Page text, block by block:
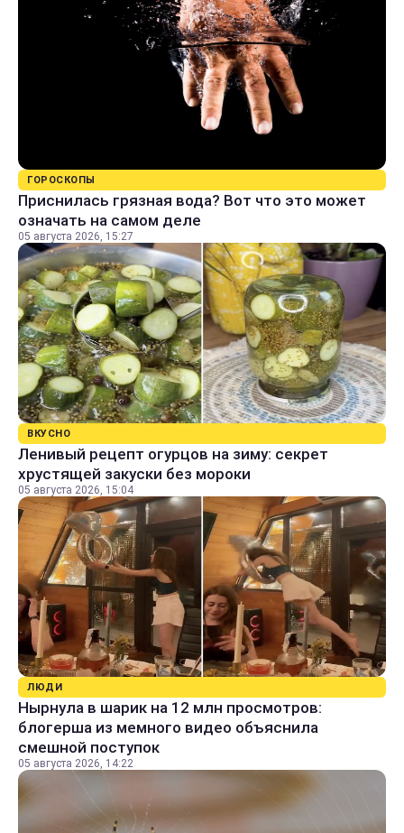
ГОРОСКОПЫ
Приснилась грязная вода? Вот что это может
означать на самом деле
05 августа 2026, 15:27
ВКУСНО
Ленивый рецепт огурцов на зиму: секрет
хрустящей закуски без мороки
05 августа 2026, 15:04
ЛЮДИ
Нырнула в шарик на 12 млн просмотров:
блогерша из мемного видео объяснила
смешной поступок
05 августа 2026, 14:22